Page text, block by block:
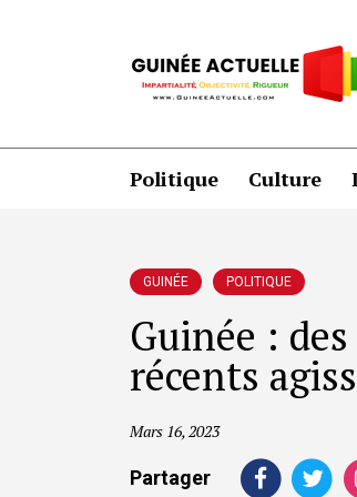
Politique Culture
GUINÉE POLITIQUE
Guinée :
récents
Mars 16, 2023
Partager